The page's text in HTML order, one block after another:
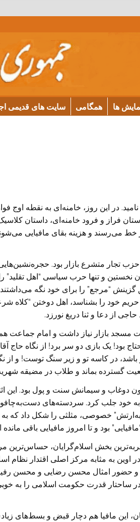
ها همگامی سایت های قدیمی
در این روز، ‏خامنه‌ای به نقطه اوج
فراز و فرود خامنه‌ای، داستان
خط می‌رسند و هزینه بقای مافیایی
موتلفه حزب تجار متشرع ‏بازار بود.
و تنها حرب سیاسی “اهل تقلید” را
گزینش “مرجع” را برای ‏خود نگه
خود را بشناسد، اهل دوختن “کلاه
از دعا و ثنا دریغ نورزد.
مسجد بازار نیاز داشت و امام ‏جماعت
یک بازی دو سر برد! از نگاه حاج
در کاسه تو و زیر سنگ توست! و از
گسترده بماند ‏و طلاب در مضیقه شهریه
دوغاب و سیمانش ‏سنت و پول بود. این
را به خود جلب کرد. سردسته‌های
خصوصی، مثلثی را شکل داد که
بود و تا امروز مافیایی باقی
بخش اسلام‌‏گرایان، حساس‌ترین
به مثابه مرکز اصلی اقتدار نظام
و حضور امثال محسن رضایی ‏و محسن
‏در ساحتار قدرت حکومت اسلامی را به
این مافیا هم دچار ‏قبض و بسط‌های